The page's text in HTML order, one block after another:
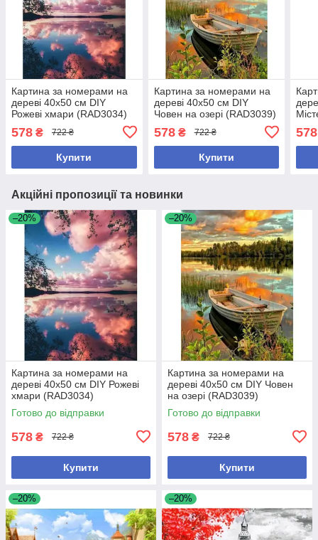
Картина за номерами на
дереві 40х50 см DIY
Рожеві хмари (RAD3034)
578 ₴ 722 ₴
Купити
Картина за номерами на
дереві 40х50 см DIY
Човен на озері (RAD3039)
578₴ 722 ₴
Купити
578
Акційні пропозиції та новинки
–20%
Картина за номерами на
дереві 40х50 см DIY Рожеві
хмари (RAD3034)
Готово до відправки
578 ₴ 722 ₴
Купити
–20%
Картина за номерами на
дереві 40х50 см DIY Човен
на озері (RAD3039)
Готово до відправки
578 ₴ 722 ₴
Купити
–20% –20%